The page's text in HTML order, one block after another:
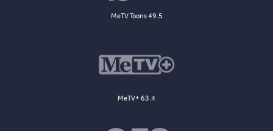
MeTV Toons 49.5
MeTV+ 63.4